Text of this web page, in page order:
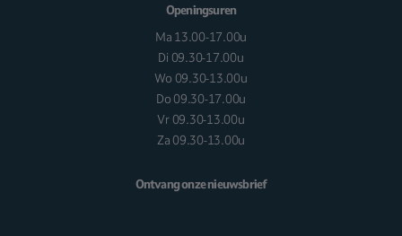
Openingsuren
Ma 13.00-17.00u
Di 09.30-17.00u
Wo 09.30-13.00u
Do 09.30-17.00u
Vr 09.30-13.00u
Za 09.30-13.00u
Ontvang onze nieuwsbrief